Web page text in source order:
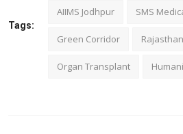
Tags:
AIIMS Jodhpur SMS
Green Corridor
Organ Transplant